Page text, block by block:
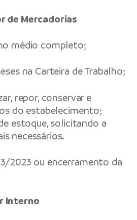
de Mercadorias
médio completo;
na Carteira de Trabalho;
repor, conservar e
do estabelecimento;
estoque, solicitando a
necessários.
2023 ou encerramento da
Interno